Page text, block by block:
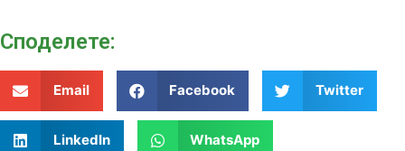
Споделeте:
Email Facebook Twitter
LinkedIn WhatsApp